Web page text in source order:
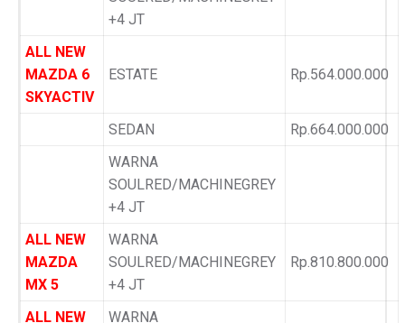
+4 JT
ALL NEW
MAZDA 6
SKYACTIV
ESTATE Rp.564.000.000
SEDAN
Rp.664.000.000
WARNA
SOULRED/MACHINEGREY
+4 JT
ALL NEW
MAZDA
MX 5
WARNA
SOULRED/MACHINEGREY
+4 JT
Rp.810.800.000
ALL NEW
WARNA